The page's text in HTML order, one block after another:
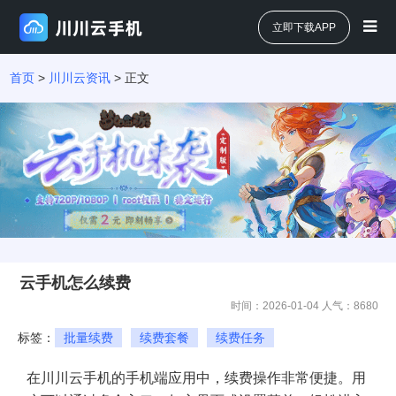
立即下载APP
首页 > 川川云资讯 > 正文
云手机怎么续费
时间：2026-01-04 人气： 8680
标签： 批量续费 续费套餐 续费任务
在川川云手机的手机端应用中，续费操作非常便捷。用